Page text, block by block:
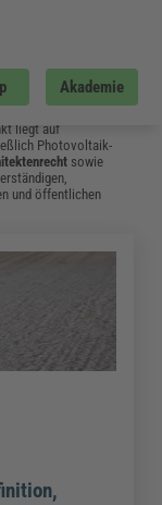
Akademie
Fachwissen aus dem
liegt auf
Photovoltaik-
sowie
und öffentlichen